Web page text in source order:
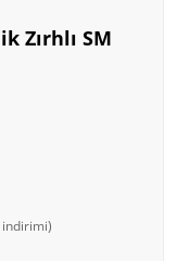
Zırhlı SM
indirimi)